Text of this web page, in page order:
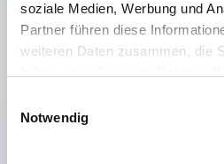
soziale Medien, Werbung und
Partner führen diese
weiteren Daten zusammen, die
Notwendig
Schutzart IP20 bieten.
LED-Lampen für
LED-Lampe (LSRD-